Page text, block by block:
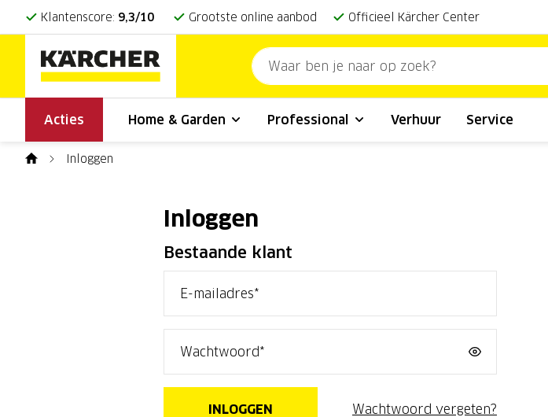
Klantenscore: 9,3/10 Grootste online aanbod Officieel Kärcher Center
Acties Home & Garden Professional Verhuur Service
Inloggen
Inloggen
Bestaande klant
E-mailadres
Wachtwoord
INLOGGEN Wachtwoord vergeten?